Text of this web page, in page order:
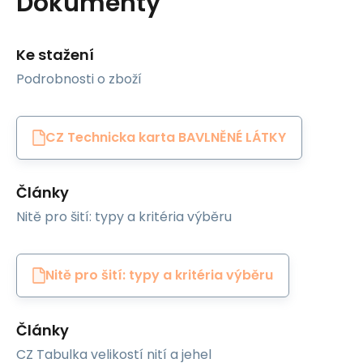
Ke stažení
Podrobnosti o zboží
CZ Technicka karta BAVLNĚNÉ LÁTKY
Články
Nitě pro šití: typy a kritéria výběru
Nitě pro šití: typy a kritéria výběru
Články
CZ Tabulka velikostí nití a jehel